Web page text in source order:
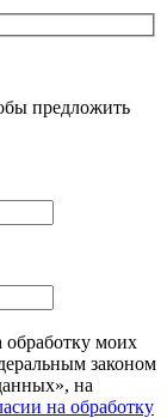
предложить
обработку моих
законом
на
на обработку